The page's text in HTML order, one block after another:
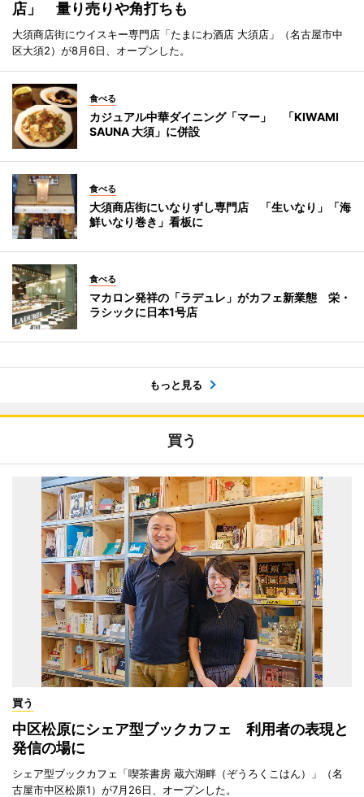
店」 量り売りや角打ちも
大須商店街にウイスキー専門店「たまにわ酒店 大須店」（名古屋市中
区大須2）が8月6日、オープンした。
食べる
カジュアル中華ダイニング「マー」 「KIWAMI
SAUNA 大須」に併設
食べる
大須商店街にいなりずし専門店 「生いなり」「海
鮮いなり巻き」看板に
食べる
マカロン発祥の「ラデュレ」がカフェ新業態 栄・
ラシックに日本1号店
もっと見る
買う
買う
中区松原にシェア型ブックカフェ 利用者の表現と
発信の場に
シェア型ブックカフェ「喫茶書房 蔵六湖畔（ぞうろくこはん）」（名
古屋市中区松原1）が7月26日、オープンした。